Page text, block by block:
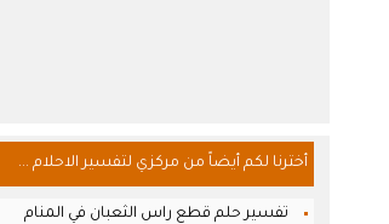
أخترنا لكم أيضاً من مركزي لتفسير الاحلام ...
تفسير حلم قطع راس الثعبان في المنام